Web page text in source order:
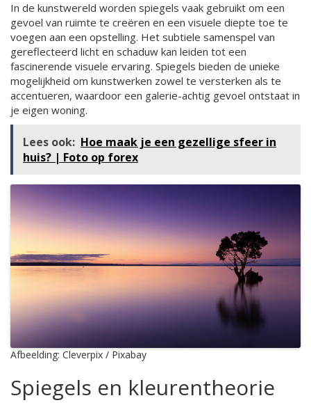
In de kunstwereld worden spiegels vaak gebruikt om een
gevoel van ruimte te creëren en een visuele diepte toe te
voegen aan een opstelling. Het subtiele samenspel van
gereflecteerd licht en schaduw kan leiden tot een
fascinerende visuele ervaring. Spiegels bieden de unieke
mogelijkheid om kunstwerken zowel te versterken als te
accentueren, waardoor een galerie-achtig gevoel ontstaat in
je eigen woning.
Lees ook: Hoe maak je een gezellige sfeer in
huis? | Foto op forex
Afbeelding: Cleverpix / Pixabay
Spiegels en kleurentheorie